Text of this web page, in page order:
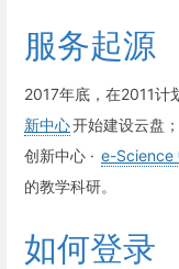
服务起源
2017年底，在2011计
新中心开始建设云盘
创新中心 · e-Science
的教学科研。
如何登录